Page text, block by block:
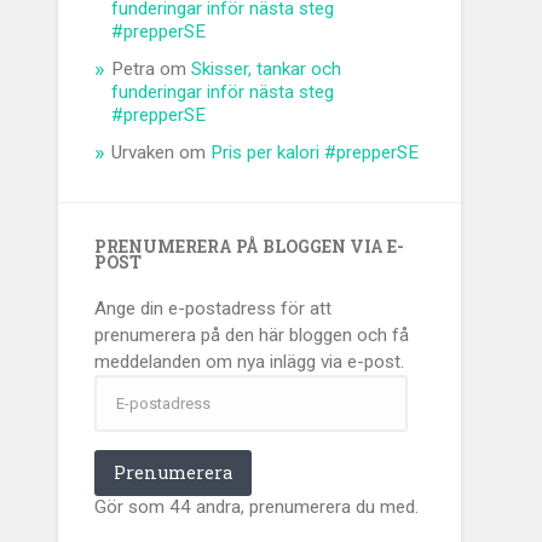
funderingar inför nästa steg
#prepperSE
Petra omSkisser, tankar och
funderingar inför nästa steg
#prepperSE
Urvaken om Pris per kalori #prepperSE
PRENUMERERA PÅ BLOGGEN VIA E-
POST
Ange din e-postadress för att
prenumerera på den här bloggen och få
meddelanden om nya inlägg via e-post.
postadress
Prenumerera
Gör som 44 andra, prenumerera du med.